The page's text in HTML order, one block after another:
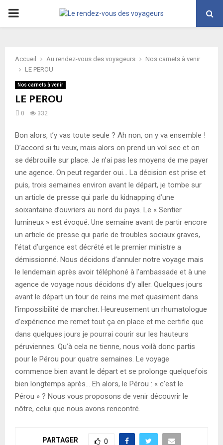
PRIMARY
Accueil Au rendez-vous des voyageurs
Nos carnets à venir
LE PEROU
Nos carnets à venir
LE PEROU
0 332
Bon alors, t’y vas toute seule ? Ah non, on y va ensemble !
D’accord si tu veux, mais alors on prend un vol sec et on
se débrouille sur place. Je n’ai pas les moyens de me payer
une agence. On peut regarder oui… La décision est prise et
puis, trois semaines environ avant le départ, je tombe sur
un article de presse qui parle du kidnapping d’une
soixantaine d’ouvriers au nord du pays. Le « Sentier
lumineux » est évoqué. Une semaine avant de partir encore
un article de presse qui parle de troubles sociaux graves,
l’état d’urgence est décrété et le premier ministre a
démissionné. Nous décidons d’annuler notre voyage mais
le lendemain après avoir téléphoné à l’ambassade et à une
agence de voyage nous décidons d’y aller. Quelques jours
avant le départ un tour de reins me met quasiment dans
l’impossibilité de marcher. Heureusement un rhumatologue
d’expérience me remet tout ça en place et me certifie que
dans quelques jours je pourrai courir sur les hauteurs
péruviennes. Qu’à cela ne tienne, nous voilà donc partis
pour le Pérou pour quatre semaines. Le voyage
commence bien avant le départ et se prolonge quelquefois
bien longtemps après… Eh alors, le Pérou : « c’est le
Pérou » ? Nous vous proposons de venir découvrir le
nôtre, celui que nous avons rencontré.
PARTAGER 0